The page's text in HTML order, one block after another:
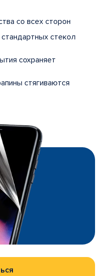
со всех сторон
стекол
сохраняет
стягиваются